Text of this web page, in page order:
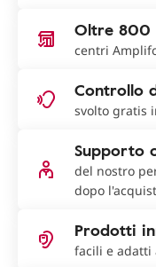
Oltre 800
centri
Controllo
svolto gratis
Supporto
del nostro
dopo
Prodotti
facili e adatti